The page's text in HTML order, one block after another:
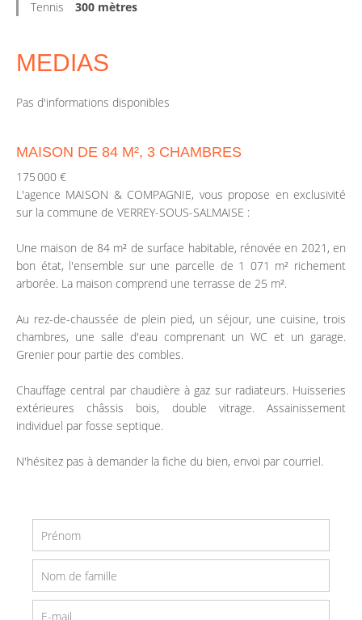
Tennis 300 mètres
MEDIAS
Pas d'informations disponibles
MAISON DE 84 M², 3 CHAMBRES
175 000 €
L'agence MAISON & COMPAGNIE, vous propose en exclusivité
sur la commune de VERREY-SOUS-SALMAISE :
Une maison de 84 m² de surface habitable, rénovée en 2021, en
bon état, l'ensemble sur une parcelle de 1 071 m² richement
arborée. La maison comprend une terrasse de 25 m².
Au rez-de-chaussée de plein pied, un séjour, une cuisine, trois
chambres, une salle d'eau comprenant un WC et un garage.
Grenier pour partie des combles.
Chauffage central par chaudière à gaz sur radiateurs. Huisseries
extérieures châssis bois, double vitrage. Assainissement
individuel par fosse septique.
N'hésitez pas à demander la fiche du bien, envoi par courriel.